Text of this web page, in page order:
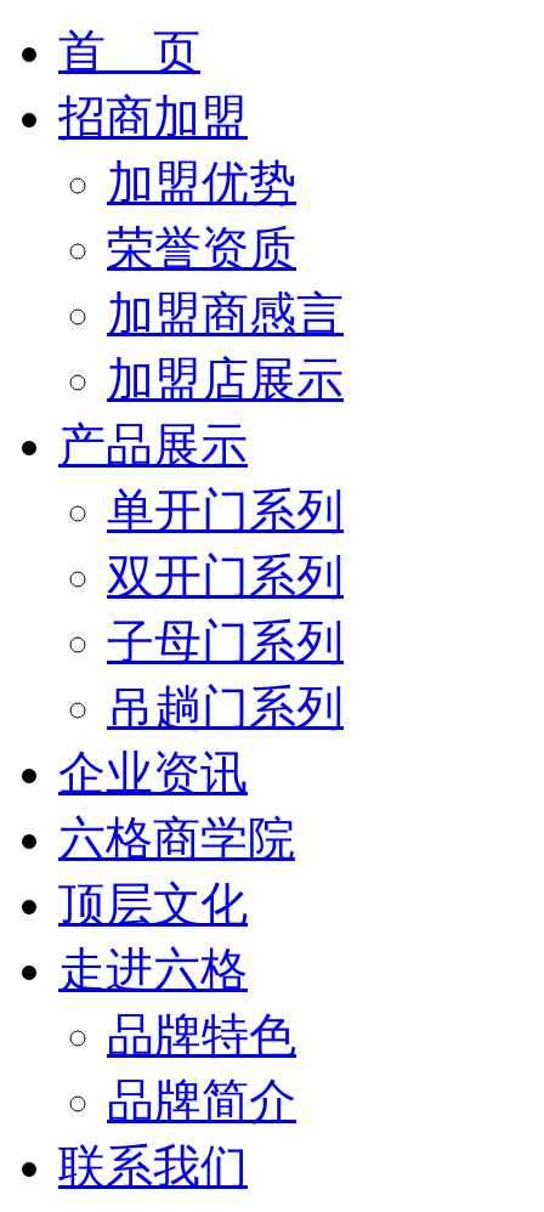
首 页
招商加盟
加盟优势
荣誉资质
加盟商感言
加盟店展示
产品展示
单开门系列
双开门系列
子母门系列
吊趟门系列
企业资讯
六格商学院
顶层文化
走进六格
品牌特色
品牌简介
联系我们